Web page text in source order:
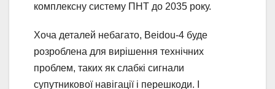
комплексну систему ПНТ до 2035 року.
Хоча деталей небагато, Beidou-4 буде
розроблена для вирішення технічних
проблем, таких як слабкі сигнали
супутникової навігації і перешкоди. І